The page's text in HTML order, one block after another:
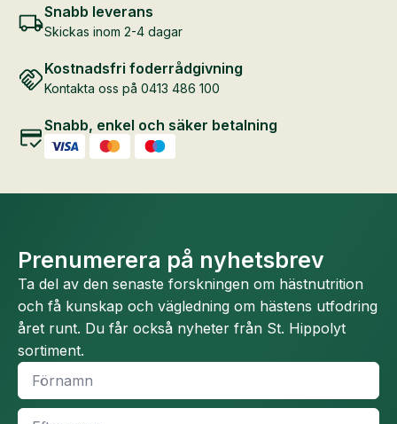
Snabb leverans
Skickas inom 2-4 dagar
Kostnadsfri foderrådgivning
Kontakta oss på 0413 486 100
Snabb, enkel och säker betalning
Prenumerera på nyhetsbrev
Ta del av den senaste forskningen om hästnutrition
och få kunskap och vägledning om hästens utfodring
året runt. Du får också nyheter från St. Hippolyt
sortiment.
Namn
Efternamn